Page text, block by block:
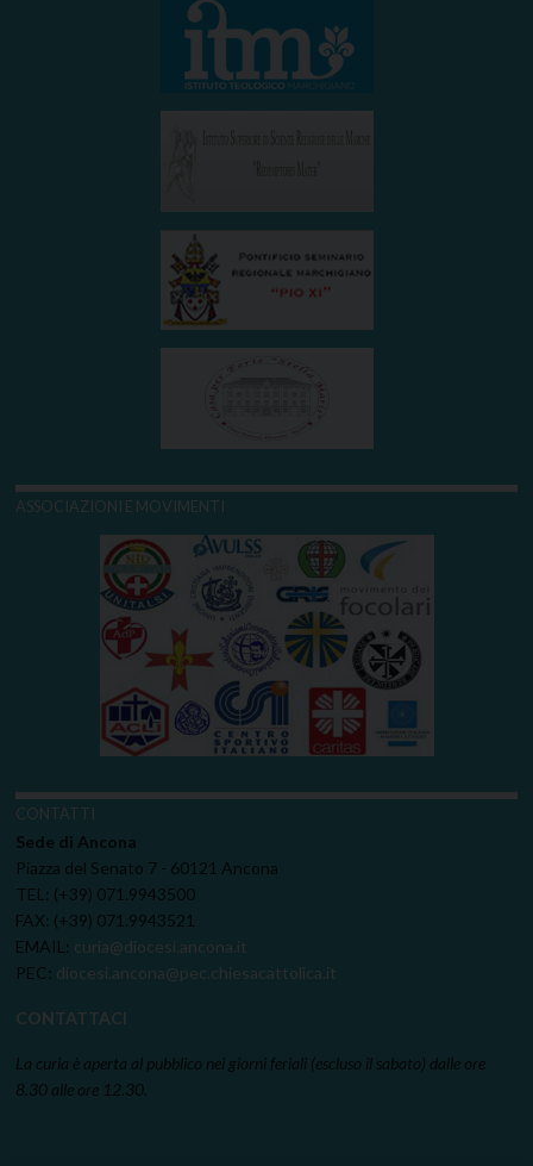
ASSOCIAZIONI E MOVIMENTI
CONTATTI
Sede di Ancona
Piazza del Senato 7 - 60121 Ancona
TEL: (+39) 071.9943500
FAX: (+39) 071.9943521
EMAIL: curia@diocesi.ancona.it
PEC: diocesi.ancona@pec.chiesacattolica.it
CONTATTACI
La curia è aperta al pubblico nei giorni feriali (escluso il sabato) dalle ore
8.30 alle ore 12.30.